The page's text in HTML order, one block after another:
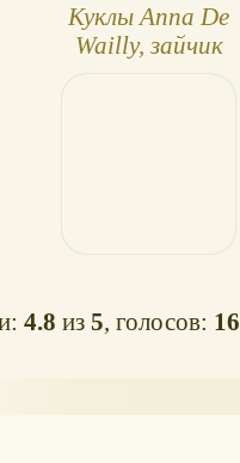
Куклы Anna De
Wailly, зайчик
4.8 из5, голосов: 16